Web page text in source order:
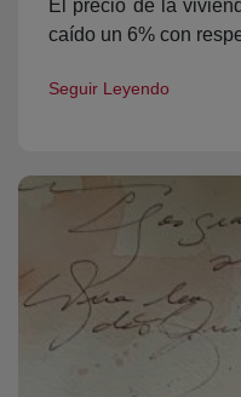
El precio de la
caído un 6% con
Seguir Leyendo